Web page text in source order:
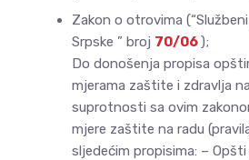
Zakon o otrovima
Srpske ” broj 70/06);
Do donošenja propisa
mjerama zaštite i zdravlja
suprotnosti sa ovim
mjere zaštite na radu
sljedećim propisima: – Opšti